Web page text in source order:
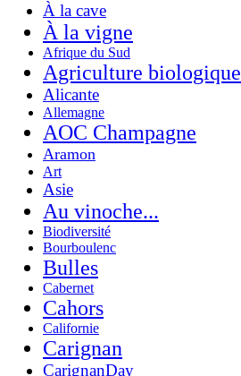
À la cave
À la vigne
Afrique du Sud
Agriculture biologique
Alicante
Allemagne
AOC Champagne
Aramon
Art
Asie
Au vinoche...
Biodiversité
Bourboulenc
Bulles
Cabernet
Cahors
Californie
Carignan
CarignanDay